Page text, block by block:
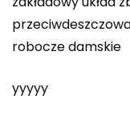
robocze damskie
yyyyy